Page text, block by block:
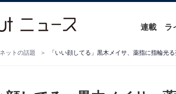
連載 ラ
ネットの話題 「いい顔してる」黒木メイサ、薬指に指輪光